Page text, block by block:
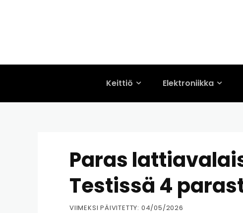
Keittiö Elektroniikka
Paras
Testissä 4
VIIMEKSI PÄIVITETTY: 04/05/2026